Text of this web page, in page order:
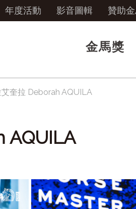
年度活動 影音圖輯 贊助
金馬獎
艾奎拉 Deborah AQUILA
AQUILA